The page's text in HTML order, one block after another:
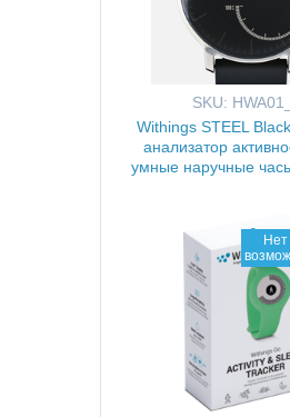
SKU:
Withings STEEL
анализатор
умные наручные
Нет